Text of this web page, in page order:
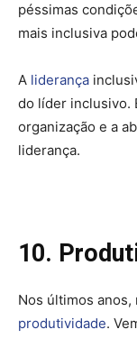
péssimas
mais inclusiva
A liderança
do líder inclusivo.
organização e a
liderança.
10.
Nos últimos
produtividade.